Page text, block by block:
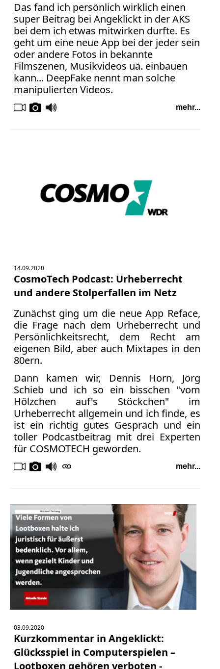
Das fand ich persönlich wirklich einen
super Beitrag bei Angeklickt in der AKS
bei dem ich etwas mitwirken durfte. Es
geht um eine neue App bei der jeder sein
oder andere Fotos in bekannte
Filmszenen, Musikvideos uä. einbauen
kann... DeepFake nennt man solche
manipulierten Videos.
mehr...
14.09.2020
CosmoTech Podcast: Urheberrecht
und andere Stolperfallen im Netz
Zunächst ging um die neue App Reface,
die Frage nach dem Urheberrecht und
Persönlichkeitsrecht, dem Recht am
eigenen Bild, aber auch Mixtapes in den
80ern.
Dann kamen wir, Dennis Horn, Jörg
Schieb und ich so ein bisschen "vom
Hölzchen auf's Stöckchen" im
Urheberrecht allgemein und ich finde, es
ist ein richtig gutes Gespräch und ein
toller Podcastbeitrag mit drei Experten
für COSMOTECH geworden.
mehr...
03.09.2020
Kurzkommentar in Angeklickt:
Glücksspiel in Computerspielen –
Lootboxen gehören verboten -